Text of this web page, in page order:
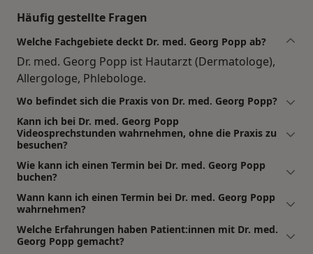
Häufig gestellte Fragen
Welche Fachgebiete deckt Dr. med. Georg Popp ab?
Dr. med. Georg Popp ist Hautarzt (Dermatologe),
Allergologe, Phlebologe.
Wo befindet sich die Praxis von Dr. med. Georg Popp?
Kann ich bei Dr. med. Georg Popp
Videosprechstunden wahrnehmen, ohne die Praxis zu
besuchen?
Wie kann ich einen Termin bei Dr. med. Georg Popp
buchen?
Wann kann ich einen Termin bei Dr. med. Georg Popp
wahrnehmen?
Welche Erfahrungen haben Patient:innen mit Dr. med.
Georg Popp gemacht?